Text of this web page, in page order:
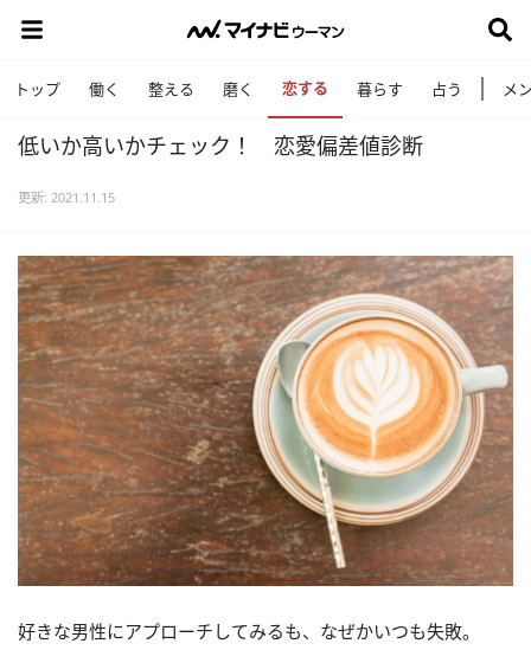
トップ 働く 整える 磨く 恋する 暮らす 占う メ
低いか高いかチェック！ 恋愛偏差値診断
更新: 2021.11.15
好きな男性にアプローチしてみるも、なぜかいつも失敗。